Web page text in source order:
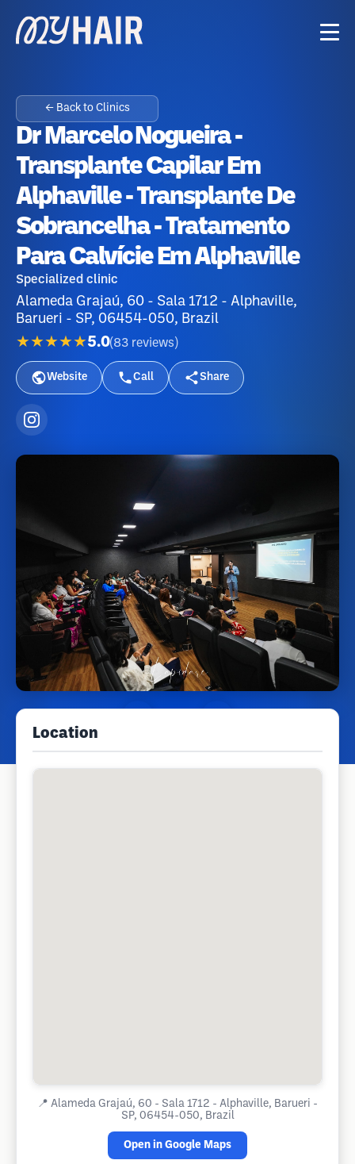
← Back to Clinics
Dr Marcelo Nogueira -
Transplante Capilar Em
Alphaville - Transplante De
Sobrancelha - Tratamento
Para Calvície Em Alphaville
Specialized clinic
Alameda Grajaú, 60 - Sala 1712 - Alphaville,
Barueri - SP, 06454-050, Brazil
★★★★★5.0(83 reviews )
Website Call Share
Location
📍 Alameda Grajaú, 60 - Sala 1712 - Alphaville, Barueri -
SP, 06454-050, Brazil
Open in Google Maps